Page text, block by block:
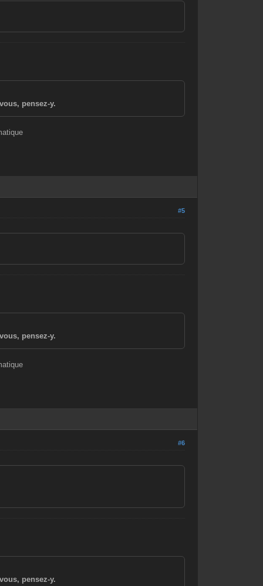
pensez-y.
#5
pensez-y.
#6
pensez-y.